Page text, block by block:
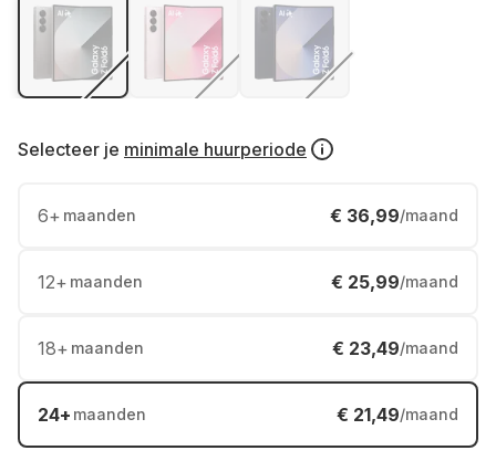
Selecteer je minimale huurperiode
6+ maanden € 36,99/maand
12+ maanden € 25,99/maand
18+ maanden € 23,49/maand
24+ maanden € 21,49/maand